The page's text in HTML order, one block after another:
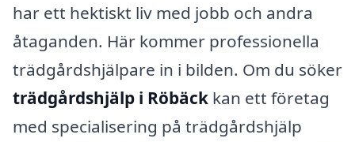
har ett hektiskt liv med jobb och andra
åtaganden. Här kommer professionella
trädgårdshjälpare in i bilden. Om du söker
trädgårdshjälp i Röbäck kan ett företag
med specialisering på trädgårdshjälp